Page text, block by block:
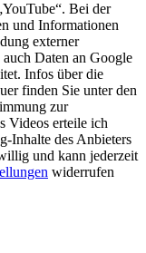
Bei der
und Informationen
externer
Daten an Google
Infos über die
finden Sie unter den
zur
Videos erteile ich
Inhalte des Anbieters
und kann jederzeit
widerrufen